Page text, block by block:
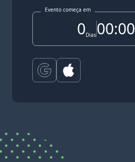
Evento começa em
0Dias00:00